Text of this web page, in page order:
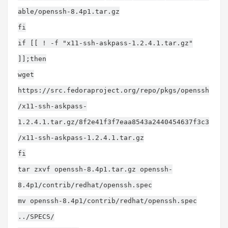
able/openssh-8.4p1.tar.gz
fi
if [[ ! -f "x11-ssh-askpass-1.2.4.1.tar.gz"
]];then
wget
https://src.fedoraproject.org/repo/pkgs/openssh
/x11-ssh-askpass-
1.2.4.1.tar.gz/8f2e41f3f7eaa8543a2440454637f3c3
/x11-ssh-askpass-1.2.4.1.tar.gz
fi
tar zxvf openssh-8.4p1.tar.gz openssh-
8.4p1/contrib/redhat/openssh.spec
mv openssh-8.4p1/contrib/redhat/openssh.spec
../SPECS/